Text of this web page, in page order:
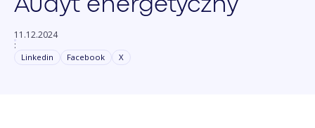
Audyt energetyczny
11.12.2024
:
Linkedin Facebook X